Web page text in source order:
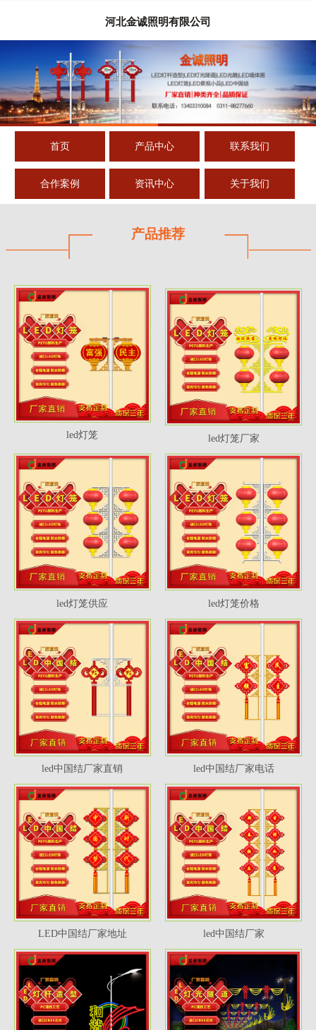
河北金诚照明有限公司
首页 产品中心 联系我们
合作案例 资讯中心 关于我们
产品推荐
led灯笼 led灯笼厂家
led灯笼供应 led灯笼价格
led中国结厂家直销 led中国结厂家电话
LED中国结厂家地址 led中国结厂家